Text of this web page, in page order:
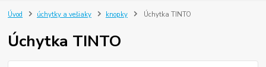
Úvod úchytky a vešiaky knopky Úchytka TINTO
Úchytka TINTO